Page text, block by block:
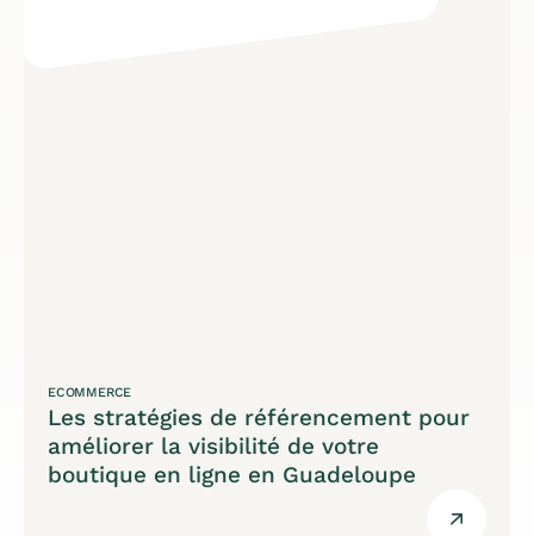
ECOMMERCE
Les stratégies de référencement pour
améliorer la visibilité de votre
boutique en ligne en Guadeloupe